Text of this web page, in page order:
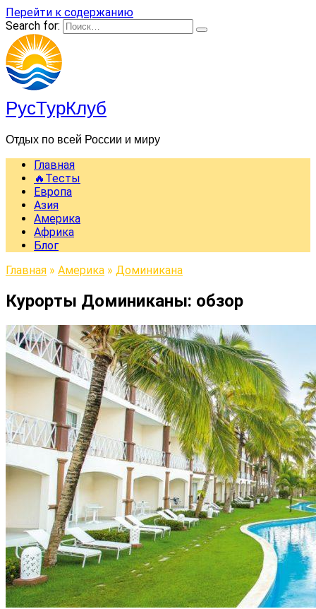
Перейти к содержанию
Search for:
РусТурКлуб
Отдых по всей России и миру
Главная
🔥Тесты
Европа
Азия
Америка
Африка
Блог
Главная » Америка » Доминикана
Курорты Доминиканы: обзор